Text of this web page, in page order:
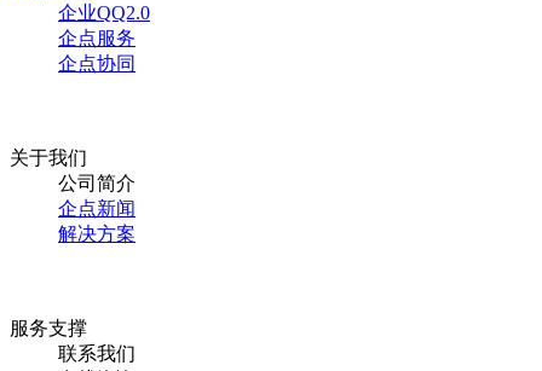
企业QQ2.0
企点服务
企点协同
关于我们
公司简介
企点新闻
解决方案
服务支撑
联系我们